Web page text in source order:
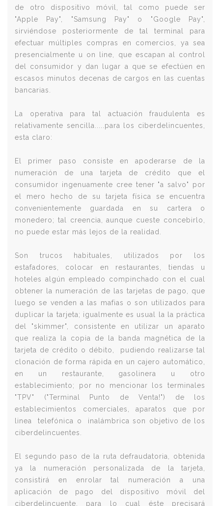
de otro dispositivo móvil, tal como puede ser
"Apple Pay", "Samsung Pay" o "Google Pay",
sirviéndose posteriormente de tal terminal para
efectuar múltiples compras en comercios, ya sea
presencialmente u on line, que escapan al control
del consumidor y dan lugar a que se efectúen en
escasos minutos decenas de cargos en las cuentas
bancarias.
La operativa para tal actuación fraudulenta es
relativamente sencilla.....para los ciberdelincuentes,
esta claro:
El primer paso consiste en apoderarse de la
numeración de una tarjeta de crédito que el
consumidor ingenuamente cree tener "a salvo" por
el mero hecho de su tarjeta física se encuentra
convenientemente guardada en su cartera o
monedero; tal creencia, aunque cueste concebirlo,
no puede estar más lejos de la realidad.
Son trucos habituales, utilizados por los
estafadores, colocar en restaurantes, tiendas u
hoteles algún empleado compinchado con el cual
obtener la numeración de las tarjetas de pago, que
luego se venden a las mafias o son utilizados para
duplicar la tarjeta; igualmente es usual la la práctica
del "skimmer", consistente en utilizar un aparato
que realiza la copia de la banda magnética de la
tarjeta de crédito o débito, pudiendo realizarse tal
clonación de forma rápida en un cajero automático,
en un restaurante, gasolinera u otro
establecimiento; por no mencionar los terminales
"TPV" ("Terminal Punto de Venta!") de los
establecimientos comerciales, aparatos que por
linea telefónica o inalámbrica son objetivo de los
ciberdelincuentes.
El segundo paso de la ruta defraudatoria, obtenida
ya la numeración personalizada de la tarjeta,
consistirá en enrolar tal numeración a una
aplicación de pago del dispositivo móvil del
ciberdelincuente, para lo cual éste precisará